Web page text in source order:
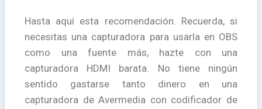
Hasta aquí esta recomendación. Recuerda, si
necesitas una capturadora para usarla en OBS
como una fuente más, hazte con una
capturadora HDMI barata. No tiene ningún
sentido gastarse tanto dinero en una
capturadora de Avermedia con codificador de